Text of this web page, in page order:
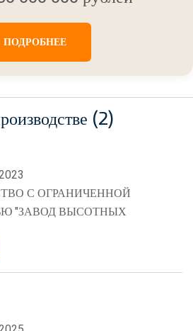
ПОДРОБНЕЕ
(2)
С ОГРАНИЧЕННОЙ
"ЗАВОД ВЫСОТНЫХ